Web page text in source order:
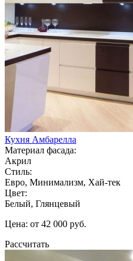
Кухня Амбарелла
Материал фасада:
Акрил
Стиль:
Евро, Минимализм, Хай-тек
Цвет:
Белый, Глянцевый
Цена: от 42 000 руб.
Рассчитать